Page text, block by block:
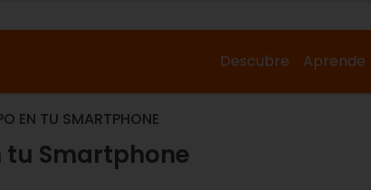
Descubre Aprende
EN TU SMARTPHONE
Smartphone